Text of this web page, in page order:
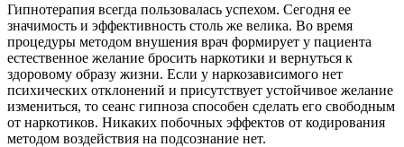
Гипнотерапия всегда пользовалась успехом. Сегодня ее
значимость и эффективность столь же велика. Во время
процедуры методом внушения врач формирует у пациента
естественное желание бросить наркотики и вернуться к
здоровому образу жизни. Если у наркозависимого нет
психических отклонений и присутствует устойчивое желание
измениться, то сеанс гипноза способен сделать его свободным
от наркотиков. Никаких побочных эффектов от кодирования
методом воздействия на подсознание нет.